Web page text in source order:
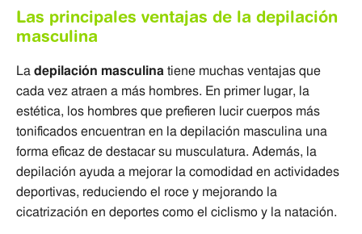
Las principales ventajas de la depilación
masculina
Ladepilación masculinatiene muchas ventajas que
cada vez atraen a más hombres. En primer lugar, la
estética, los hombres que prefieren lucir cuerpos más
tonificados encuentran en la depilación masculina una
forma eficaz de destacar su musculatura. Además, la
depilación ayuda a mejorar la comodidad en actividades
deportivas, reduciendo el roce y mejorando la
cicatrización en deportes como el ciclismo y la natación.